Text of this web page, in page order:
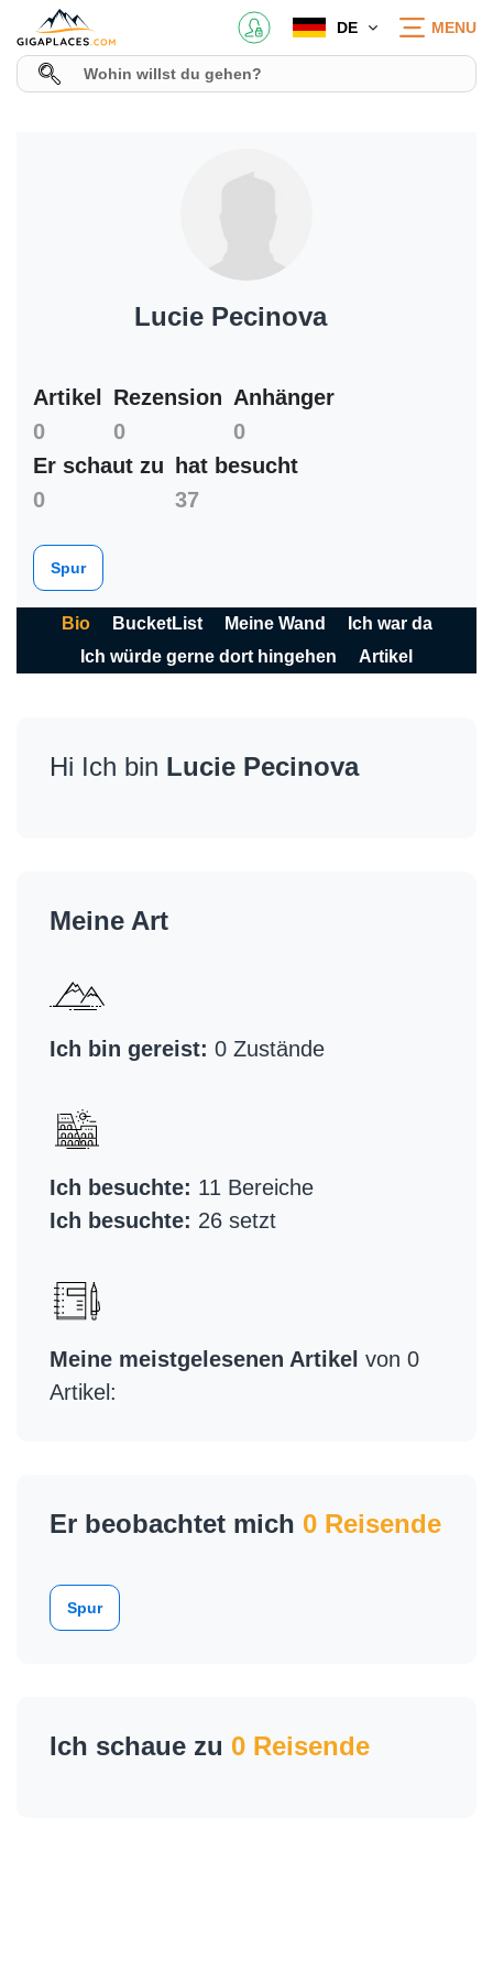
DE MENU
Lucie Pecinova
Artikel
0
Rezension
0
Anhänger
0
Er schaut zu
0
hat besucht
37
Spur
Bio BucketList Meine Wand
Ich war da
Ich würde gerne dort hingehen
Artikel
Hi Ich bin Lucie Pecinova
Meine Art
Ich bin gereist: 0 Zustände
Ich besuchte: 11 Bereiche
Ich besuchte: 26 setzt
Meine meistgelesenen Artikel von 0
Artikel:
Er beobachtet mich 0 Reisende
Spur
Ich schaue zu 0 Reisende